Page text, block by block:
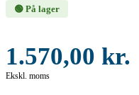
🟢 På lager
1.570,00 kr.
Ekskl. moms